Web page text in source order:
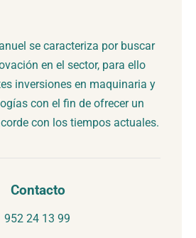
se caracteriza por buscar
en el sector, para ello
inversiones en maquinaria y
con el fin de ofrecer un
con los tiempos actuales.
Contacto
952 24 13 99